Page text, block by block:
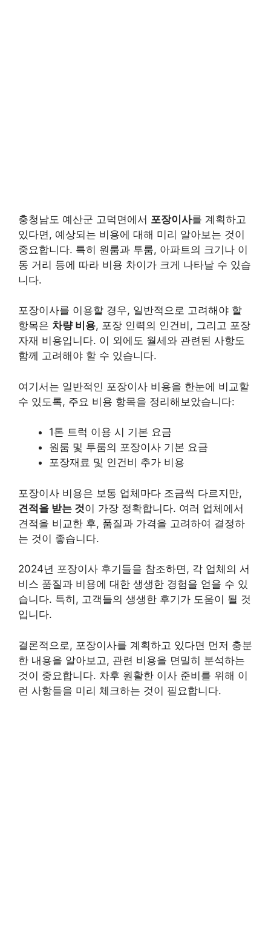
충청남도 예산군 고덕면에서 포장이사를 계획하고
있다면, 예상되는 비용에 대해 미리 알아보는 것이
중요합니다. 특히 원룸과 투룸, 아파트의 크기나 이
동 거리 등에 따라 비용 차이가 크게 나타날 수 있습
니다.
포장이사를 이용할 경우, 일반적으로 고려해야 할
항목은 차량 비용, 포장 인력의 인건비, 그리고 포장
자재 비용입니다. 이 외에도 월세와 관련된 사항도
함께 고려해야 할 수 있습니다.
여기서는 일반적인 포장이사 비용을 한눈에 비교할
수 있도록, 주요 비용 항목을 정리해보았습니다:
1톤 트럭 이용 시 기본 요금
원룸 및 투룸의 포장이사 기본 요금
포장재료 및 인건비 추가 비용
포장이사 비용은 보통 업체마다 조금씩 다르지만,
견적을 받는 것이 가장 정확합니다. 여러 업체에서
견적을 비교한 후, 품질과 가격을 고려하여 결정하
는 것이 좋습니다.
2024년 포장이사 후기들을 참조하면, 각 업체의 서
비스 품질과 비용에 대한 생생한 경험을 얻을 수 있
습니다. 특히, 고객들의 생생한 후기가 도움이 될 것
입니다.
결론적으로, 포장이사를 계획하고 있다면 먼저 충분
한 내용을 알아보고, 관련 비용을 면밀히 분석하는
것이 중요합니다. 차후 원활한 이사 준비를 위해 이
런 사항들을 미리 체크하는 것이 필요합니다.